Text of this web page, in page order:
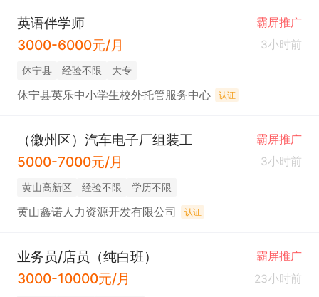
英语伴学师 霸屏推广
3000-6000元/月 3小时前
休宁县 经验不限 大专
休宁县英乐中小学生校外托管服务中心 认证
（徽州区）汽车电子厂组装工 霸屏推广
5000-7000元/月 3小时前
黄山高新区 经验不限 学历不限
黄山鑫诺人力资源开发有限公司 认证
业务员/店员（纯白班） 霸屏推广
3000-10000元/月 23小时前